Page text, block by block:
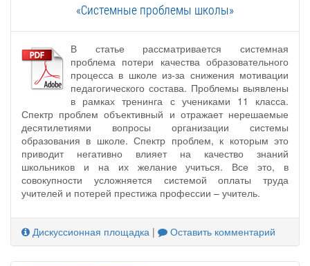
«Системные проблемы школы»
В статье рассматривается системная
проблема потери качества образовательного
процесса в школе из-за снижения мотивации
педагогического состава. Проблемы выявлены
в рамках тренинга с учениками 11 класса.
Спектр проблем объективный и отражает нерешаемые
десятилетиями вопросы организации системы
образования в школе. Спектр проблем, к которым это
приводит негативно влияет на качество знаний
школьников и на их желание учиться. Все это, в
совокупности усложняется системой оплаты труда
учителей и потерей престижа профессии – учитель.
Дискуссионная площадка | Оставить комментарий